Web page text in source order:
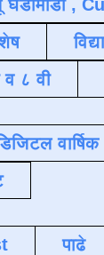
घडामोडी ,
व ८ वी
पाढे